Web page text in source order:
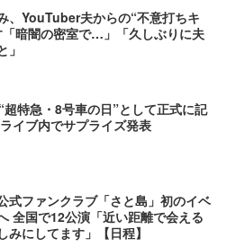
、YouTuber夫からの“不意打ちキ
「暗闇の密室で…」「久しぶりに夫
」
超特急・8号車の日”として正式に記
イブ内でサプライズ発表
式ファンクラブ「さと島」初のイベ
全国で12公演「近い距離で会える
みにしてます」【日程】